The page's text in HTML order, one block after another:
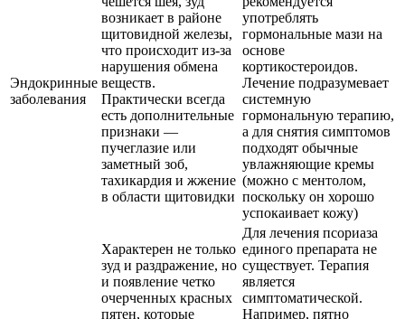
Эндокринные
заболевания
возникает в районе
щитовидной железы,
что происходит из-за
нарушения обмена
веществ.
Практически всегда
есть дополнительные
признаки —
пучеглазие или
заметный зоб,
тахикардия и жжение
в области щитовидки
употреблять
гормональные мази на
основе
кортикостероидов.
Лечение подразумевает
системную
гормональную терапию,
а для снятия симптомов
подходят обычные
увлажняющие кремы
(можно с ментолом,
поскольку он хорошо
успокаивает кожу)
Характерен не только
зуд и раздражение, но
и появление четко
очерченных красных
пятен, которые
Для лечения псориаза
единого препарата не
существует. Терапия
является
симптоматической.
Например, пятно